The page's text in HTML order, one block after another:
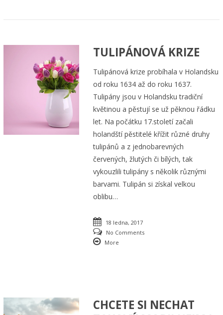
TULIPÁNOVÁ KRIZE
Tulipánová krize probíhala v Holandsku
od roku 1634 až do roku 1637.
Tulipány jsou v Holandsku tradiční
květinou a pěstují se už pěknou řádku
let. Na počátku 17.století začali
holandští pěstitelé křížit různé druhy
tulipánů a z jednobarevných
červených, žlutých či bílých, tak
vykouzlili tulipány s několik různými
barvami. Tulipán si získal velkou
oblibu…
18 ledna, 2017
No Comments
More
CHCETE SI NECHAT